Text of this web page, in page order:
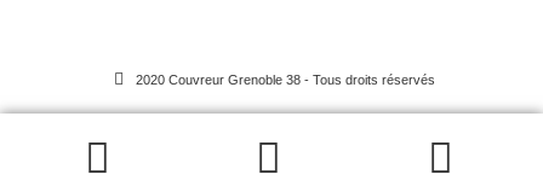
2020 Couvreur Grenoble 38 - Tous droits réservés